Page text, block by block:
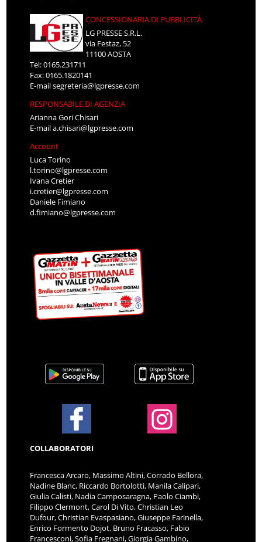
CONCESSIONARIA DI PUBBLICITÀ
LG PRESSE S.R.L.
via Festaz, 52
11100 AOSTA
Tel: 0165.231711
Fax: 0165.1820141
E-mailsegreteria@lgpresse.com
RESPONSABILE DI AGENZIA
Arianna Gori Chisari
E-maila.chisari@lgpresse.com
Account
Luca Torino
l.torino@lgpresse.com
Ivana Cretier
i.cretier@lgpresse.com
Daniele Fimiano
d.fimiano@lgpresse.com
COLLABORATORI
Francesca Arcaro, Massimo Altini, Corrado Bellora,
Nadine Blanc, Riccardo Bortolotti, Manila Calipari,
Giulia Calisti, Nadia Camposaragna, Paolo Ciambi,
Filippo Clermont, Carol Di Vito, Christian Leo
Dufour, Christian Evaspasiano, Giuseppe Farinella,
Enrico Formento Dojot, Bruno Fracasso, Fabio
Francesconi, Sofia Fregnani, Giorgia Gambino,